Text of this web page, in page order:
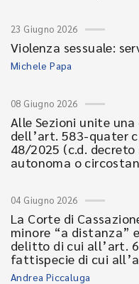
23 Giugno 2026
Violenza sessuale:
Michele Papa
08 Giugno 2026
Alle Sezioni unite
dell’art. 583-quater
48/2025 (c.d.
autonoma o
04 Giugno 2026
La Corte di
minore “a distanza”
delitto di cui all’art.
fattispecie di cui
Andrea Piccaluga